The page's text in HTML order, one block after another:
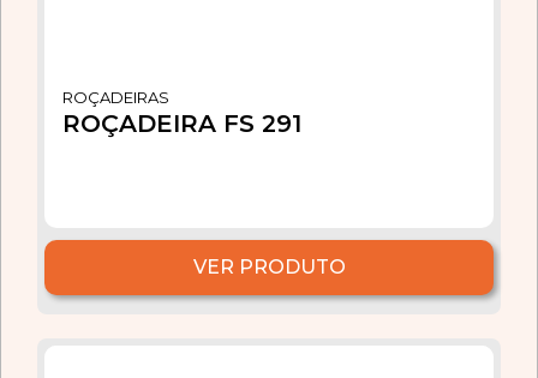
ROÇADEIRAS
ROÇADEIRA FS 291
VER PRODUTO